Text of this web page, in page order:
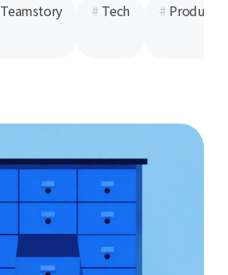
Teamstory # Tech # Product